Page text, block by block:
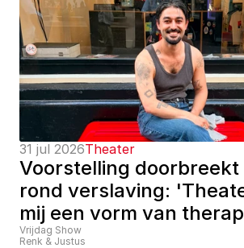
31 jul 2026Theater
Voorstelling doorbreekt
rond verslaving:
mij een vorm van
Vrijdag Show
Renk & Justus